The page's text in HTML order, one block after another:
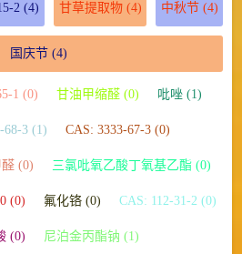
2 (4) 甘草提取物(4) 中秋节(4)
国庆节(4)
1 (0) 甘油甲缩醛 (0) 吡唑 (1)
68-3 (1) CAS: 3333-67-3 (0)
(0) 三氯吡氧乙酸丁氧基乙酯 (0)
(0) 氟化铬 (0) CAS: 112-31-2 (0)
(0) 尼泊金丙酯钠 (1)